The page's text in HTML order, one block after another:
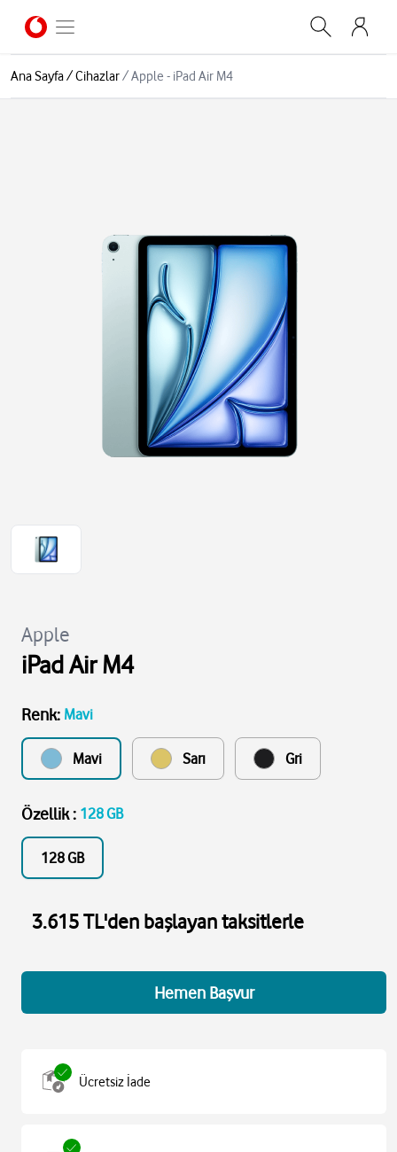
Ana Sayfa/Cihazlar/Apple - iPad Air M4
Apple
iPad Air M4
Renk: Mavi
Mavi Sarı Gri
Özellik: 128 GB
128 GB
3.615 TL'den başlayan taksitlerle
Hemen Başvur
Ücretsiz İade